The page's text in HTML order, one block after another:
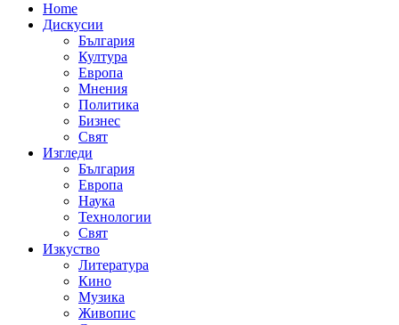
Home
Дискусии
България
Култура
Европа
Мнения
Политика
Бизнес
Свят
Изгледи
България
Европа
Наука
Технологии
Свят
Изкуство
Литература
Кино
Музика
Живопис